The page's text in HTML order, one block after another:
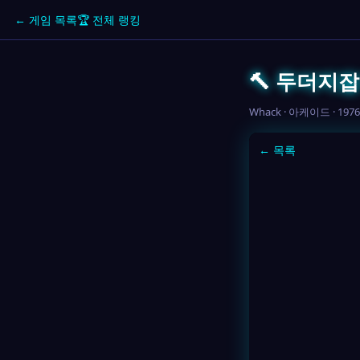
← 게임 목록🏆 전체 랭킹
🔨 두더지
Whack · 아케이드 · 1976